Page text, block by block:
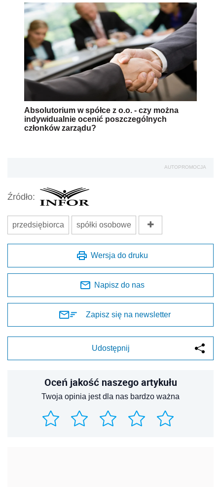
Absolutorium w spółce z o.o. - czy można
indywidualnie ocenić poszczególnych
członków zarządu?
AUTOPROMOCJA
Źródło:
przedsiębiorca spółki osobowe
Wersja do druku
Napisz do nas
Zapisz się na newsletter
Udostępnij
Oceń jakość naszego artykułu
Twoja opinia jest dla nas bardzo ważna